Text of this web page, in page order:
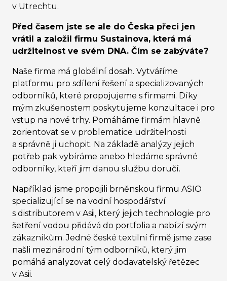
v Utrechtu.
Před časem jste se ale do Česka přeci jen
vrátil a založil firmu Sustainova, která má
udržitelnost ve svém DNA. Čím se zabýváte?
Naše firma má globální dosah. Vytváříme
platformu pro sdílení řešení a specializovaných
odborníků, které propojujeme s firmami. Díky
mým zkušenostem poskytujeme konzultace i pro
vstup na nové trhy. Pomáháme firmám hlavně
zorientovat se v problematice udržitelnosti
a správně ji uchopit. Na základě analýzy jejich
potřeb pak vybíráme anebo hledáme správné
odborníky, kteří jim danou službu doručí.
Například jsme propojili brněnskou firmu ASIO
specializující se na vodní hospodářství
s distributorem v Asii, který jejich technologie pro
šetření vodou přidává do portfolia a nabízí svým
zákazníkům. Jedné české textilní firmě jsme zase
našli mezinárodní tým odborníků, který jim
pomáhá analyzovat celý dodavatelský řetězec
v Asii.